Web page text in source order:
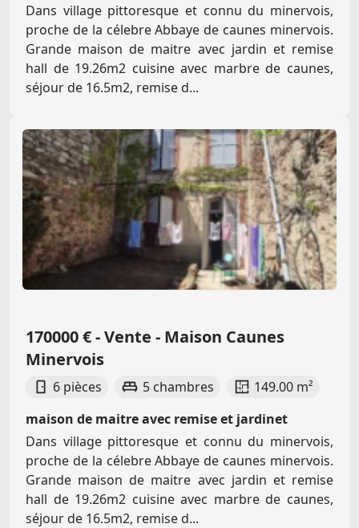
Dans village pittoresque et connu du minervois,
proche de la célebre Abbaye de caunes minervois.
Grande maison de maitre avec jardin et remise
hall de 19.26m2 cuisine avec marbre de caunes,
séjour de 16.5m2, remise d...
170000 € - Vente - Maison Caunes
Minervois
6 pièces 5 chambres
149.00 m²
maison de maitre avec remise et jardinet
Dans village pittoresque et connu du minervois,
proche de la célebre Abbaye de caunes minervois.
Grande maison de maitre avec jardin et remise
hall de 19.26m2 cuisine avec marbre de caunes,
séjour de 16.5m2, remise d...